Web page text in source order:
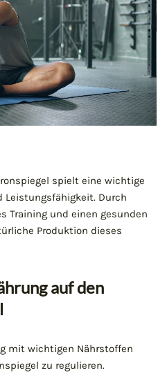
spielt eine wichtige
Leistungsfähigkeit. Durch
Training und einen gesunden
Produktion dieses
auf den
mit wichtigen Nährstoffen
zu regulieren.